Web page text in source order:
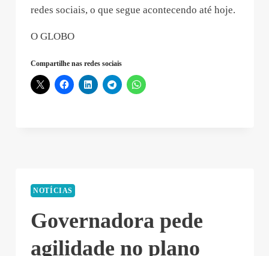
redes sociais, o que segue acontecendo até hoje.
O GLOBO
Compartilhe nas redes sociais
NOTÍCIAS
Governadora pede
agilidade no plano